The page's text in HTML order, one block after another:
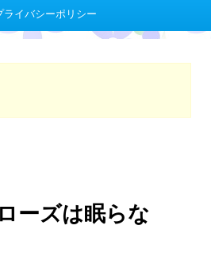
ライバシーポリシー
ーズは眠らな